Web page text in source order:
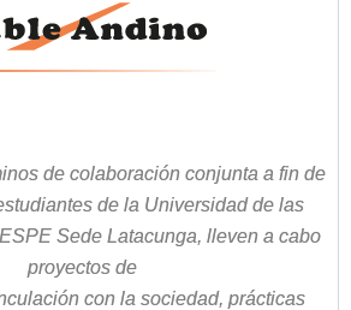
de colaboración conjunta a fin de
de la Universidad de las
Sede Latacunga, lleven a cabo
proyectos de
con la sociedad, prácticas